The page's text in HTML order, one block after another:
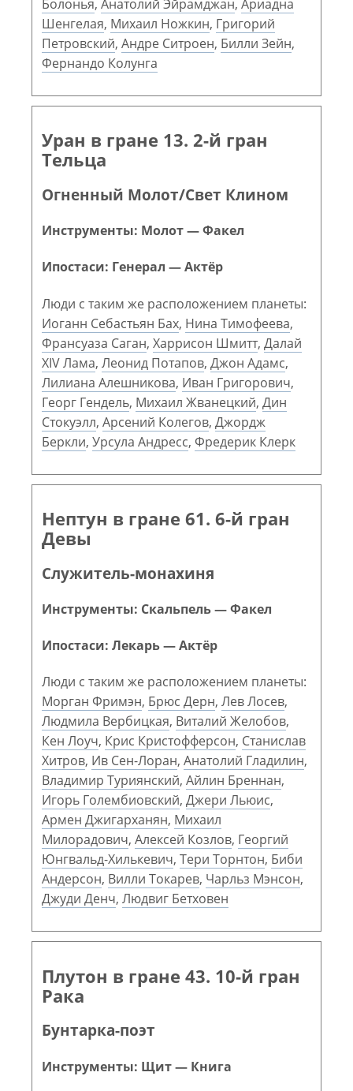
Болонья, Анатолий Эйрамджан, Ариадна
Шенгелая, Михаил Ножкин, Григорий
Петровский, Андре Ситроен, Билли Зейн,
Фернандо Колунга
Уран в гране 13. 2-й гран
Тельца
Огненный Молот/Свет Клином
Инструменты: Молот — Факел
Ипостаси: Генерал — Актёр
Люди с таким же расположением планеты:
Иоганн Себастьян Бах, Нина Тимофеева,
Франсуаза Саган, Харрисон Шмитт, Далай
XIV Лама, Леонид Потапов, Джон Адамс,
Лилиана Алешникова, Иван Григорович,
Георг Гендель, Михаил Жванецкий, Дин
Стокуэлл, Арсений Колегов, Джордж
Беркли, Урсула Андресс, Фредерик Клерк
Нептун в гране 61. 6-й гран
Девы
Служитель-монахиня
Инструменты: Скальпель — Факел
Ипостаси: Лекарь — Актёр
Люди с таким же расположением планеты:
Морган Фримэн, Брюс Дерн, Лев Лосев,
Людмила Вербицкая, Виталий Желобов,
Кен Лоуч, Крис Кристофферсон, Станислав
Хитров, Ив Сен-Лоран, Анатолий Гладилин,
Владимир Туриянский, Айлин Бреннан,
Игорь Голембиовский, Джери Льюис,
Армен Джигарханян, Михаил
Милорадович, Алексей Козлов, Георгий
Юнгвальд-Хилькевич, Тери Торнтон, Биби
Андерсон, Вилли Токарев, Чарльз Мэнсон,
Джуди Денч, Людвиг Бетховен
Плутон в гране 43. 10-й гран
Рака
Бунтарка-поэт
Инструменты: Щит — Книга